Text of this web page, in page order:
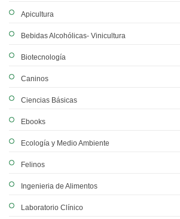
Apicultura
Bebidas Alcohólicas- Vinicultura
Biotecnología
Caninos
Ciencias Básicas
Ebooks
Ecología y Medio Ambiente
Felinos
Ingenieria de Alimentos
Laboratorio Clínico